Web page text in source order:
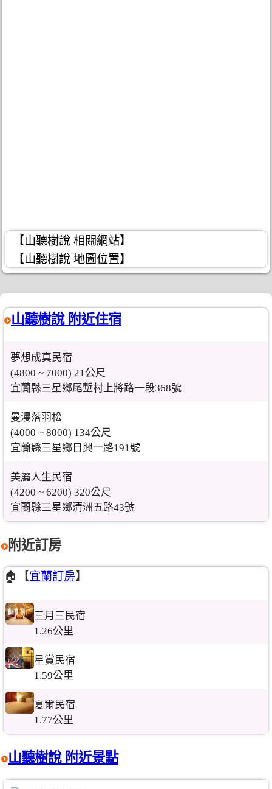
【山聽樹說 相關網站】
【山聽樹說 地圖位置】
山聽樹說 附近住宿
夢想成真民宿
(4800 ~ 7000) 21公尺
宜蘭縣三星鄉尾塹村上將路一段368號
曼漫落羽松
(4000 ~ 8000) 134公尺
宜蘭縣三星鄉日興一路191號
美麗人生民宿
(4200 ~ 6200) 320公尺
宜蘭縣三星鄉清洲五路43號
附近訂房
🏠【宜蘭訂房】
三月三民宿
1.26公里
星賞民宿
1.59公里
夏爾民宿
1.77公里
山聽樹說 附近景點